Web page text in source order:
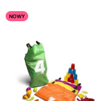
NOWY